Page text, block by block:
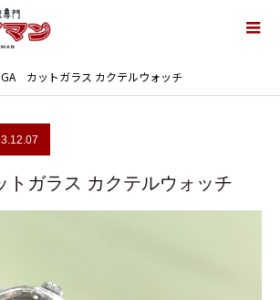
カットガラス カクテルウォッチ
ガラス カクテルウォッチ